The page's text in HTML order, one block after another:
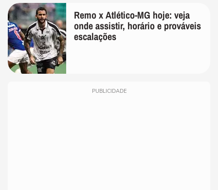
Remo x Atlético-MG hoje: veja
onde assistir, horário e prováveis
escalações
PUBLICIDADE